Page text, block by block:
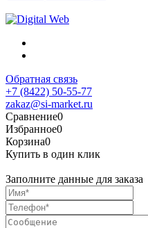
Обратная связь
+7 (8422) 50-55-77
zakaz@si-market.ru
Сравнение0
Избранное0
Корзина0
Купить в один клик
Заполните данные для заказа